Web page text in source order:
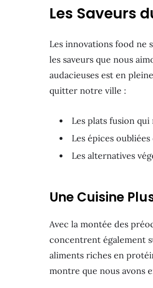
Les Saveurs
Les innovations food ne
les saveurs que nous
audacieuses est en
quitter notre ville :
Les plats fusion
Les épices
Les alternatives
Une Cuisine
Avec la montée des
concentrent également
aliments riches en
montre que nous avons